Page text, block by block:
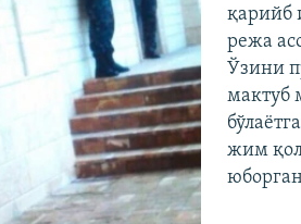
қарийб
режа
Ўзини
мактуб
жим